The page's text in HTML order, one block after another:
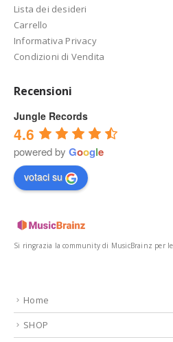
Lista dei desideri
Carrello
Informativa Privacy
Condizioni di Vendita
Recensioni
Jungle Records
4.6
powered by Google
votaci su
Si ringrazia la community di MusicBrainz per
Home
SHOP